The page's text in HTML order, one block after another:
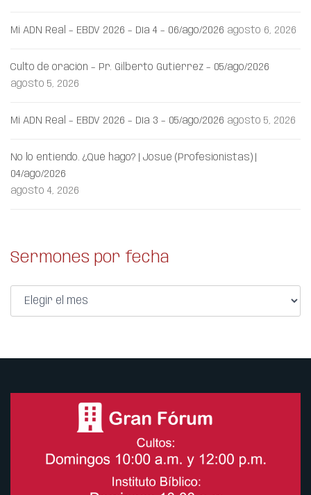
Mi ADN Real – EBDV 2026 – Día 4 – 06/ago/2026 agosto 6, 2026
Culto de oración – Pr. Gilberto Gutiérrez – 05/ago/2026
agosto 5, 2026
Mi ADN Real – EBDV 2026 – Día 3 – 05/ago/2026 agosto 5, 2026
No lo entiendo. ¿Qué hago? | Josué (Profesionistas) |
04/ago/2026
agosto 4, 2026
Sermones por fecha